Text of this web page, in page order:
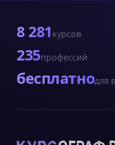
8 281 курсов
235профессий
бесплатнодля